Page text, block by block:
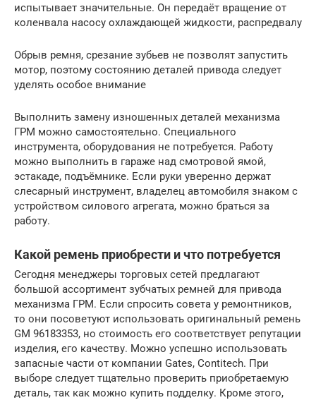
испытывает значительные. Он передаёт вращение от
коленвала насосу охлаждающей жидкости, распредвалу
Обрыв ремня, срезание зубьев не позволят запустить
мотор, поэтому состоянию деталей привода следует
уделять особое внимание
Выполнить замену изношенных деталей механизма
ГРМ можно самостоятельно. Специального
инструмента, оборудования не потребуется. Работу
можно выполнить в гараже над смотровой ямой,
эстакаде, подъёмнике. Если руки уверенно держат
слесарный инструмент, владелец автомобиля знаком с
устройством силового агрегата, можно браться за
работу.
Какой ремень приобрести и что потребуется
Сегодня менеджеры торговых сетей предлагают
большой ассортимент зубчатых ремней для привода
механизма ГРМ. Если спросить совета у ремонтников,
то они посоветуют использовать оригинальный ремень
GM 96183353, но стоимость его соответствует репутации
изделия, его качеству. Можно успешно использовать
запасные части от компании Gates, Contitech. При
выборе следует тщательно проверить приобретаемую
деталь, так как можно купить подделку. Кроме этого,